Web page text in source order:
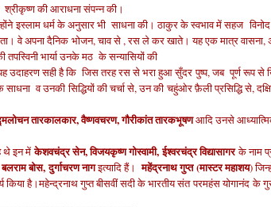
की आराधना संपन्न की।
इस्लाम धर्म के अनुसार भी साधना की। ठाकुर के स्वभाव में सहज विनोद
वे अपना दैनिक भोजन, चाव से , रस ले कर खाते। यह एक मात्र
भार्या उनके मठ के सन्यासियों की
उदाहरण सही है कि जिस तरह रस से भरा हुआ सुँदर पुष्प, जब पूर्ण रूप से
साधनाव उनकी सिद्धियों की चर्चा से, उन की चहुंओर फ़ैली प्रसिद्धि से,
तारकालकार, वैष्णवचरण, गौरीकांत तारकभूषणआदि उनसे
थे इन मेंकेशवचंद्र सेन, विजयकृष्ण गोस्वामी,ईश्वरचंद्र विद्यासागरके नाम
बोस, दुर्गाचरण नागइत्यादि हैं। महेंद्रनाथ गुप्त (मास्टर महाशय)
किया है।महेन्द्रनाथ गुप्त बीसवीं सदी के भारतीय संतपरमहंस योगानंद के